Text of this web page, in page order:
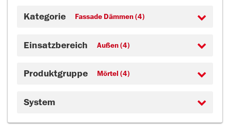
Kategorie Fassade Dämmen (4)
Einsatzbereich Außen (4)
Produktgruppe Mörtel (4)
System